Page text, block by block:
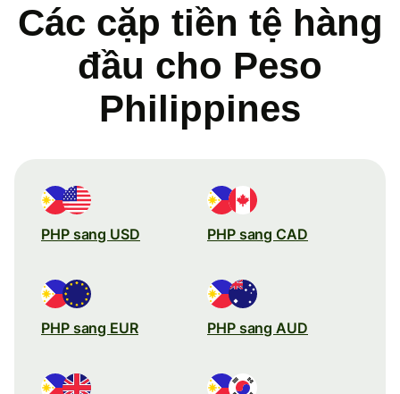
Các cặp tiền tệ hàng
đầu cho Peso
Philippines
PHP sang USD PHP sang CAD
PHP sang EUR PHP sang AUD